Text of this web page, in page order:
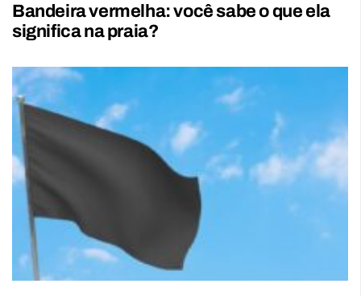
Bandeira vermelha: você sabe o que ela
significa na praia?